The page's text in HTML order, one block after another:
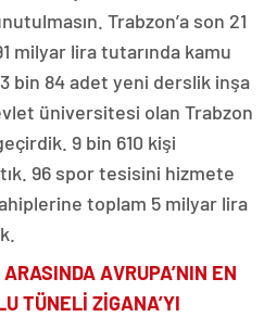
Trabzon’a son 21
milyar lira tutarında kamu
3 bin 84 adet yeni derslik inşa
üniversitesi olan Trabzon
9 bin 610 kişi
96 spor tesisini hizmete
toplam 5 milyar lira
AVRUPA’NIN EN
TÜNELİ ZİGANA’YI